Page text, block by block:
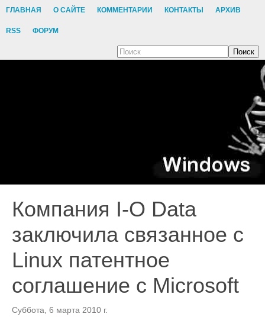
ГЛАВНАЯ О САЙТЕ КОММЕНТАРИИ КОНТАКТЫ АРХИВ
RSS ФОРУМ
Поиск
Компания I-O Data
заключила связанное с
Linux патентное
соглашение с Microsoft
Суббота, 6 марта 2010 г.